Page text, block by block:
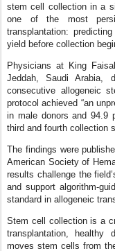
stem cell collection in a
one of the most
transplantation:
yield before collection
Physicians at King
Jeddah, Saudi Arabia,
consecutive allogeneic
protocol achieved “an
in male donors and 94.9
third and fourth collection
The findings were
American Society of
results challenge the
and support algorithm-
standard in allogeneic
Stem cell collection is a
transplantation, healthy
moves stem cells from